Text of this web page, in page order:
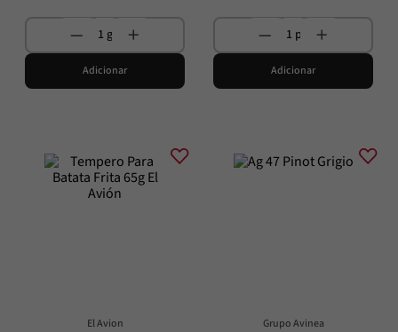
Adicionar Adicionar
El Avion
Grupo Avinea